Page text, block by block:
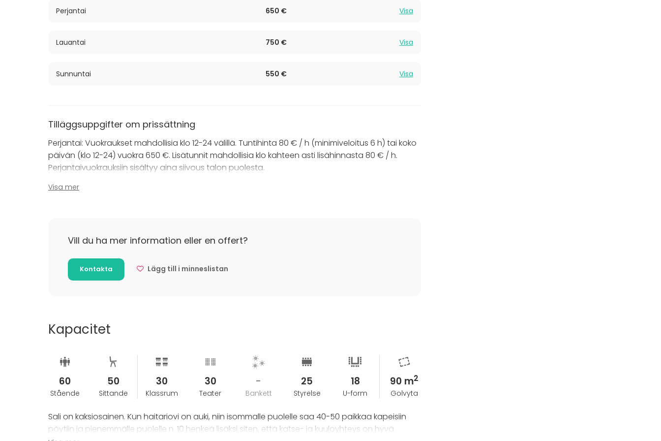
Perjantai 650 € Visa
Lauantai 750 € Visa
Sunnuntai 550 € Visa
Tilläggsuppgifter om prissättning
Perjantai: Vuokraukset mahdollisia klo 12-24 välillä. Tuntihinta 80 € / h (minimiveloitus 6 h) tai koko
päivän (klo 12-24) vuokra 650 €. Lisätunnit mahdollisia klo kahteen asti lisähinnasta 80 € / h.
Perjantaivuokrauksiin sisältyy aina siivous talon puolesta.
Lauantai: Ei tuntihinnoittelua. Koko päivän hinta klo 12-24 on 750 €. Lisätunnit mahdollisia klo
koko päivän vuokra 550 € . Sunnuntaivuokrauksiin sisältyy aina siivous talon puolesta.
Tilläggsuppgifter om avbokning
Pe-su varaukset peruttava 30 päivää ennen sovittua vuokrauspäivää. Muussa tapauksessa
Visa mer
Vill du ha mer information eller en offert?
Kontakta Lägg till i minneslistan
Kapacitet
60
Stående
50
Sittande
30
Klassrum
30
Teater
-
Bankett
25
Styrelse
18
U-form
90 m2
Golvyta
Sali on kaksiosainen. Kun haitariovi on auki, niin isommalle puolelle saa 40-50 paikkaa kapeisiin
pöytiin ja pienemmälle puolelle n. 10 henkeä lisäksi siten, että katse- ja kuuloyhteys on hyvä.